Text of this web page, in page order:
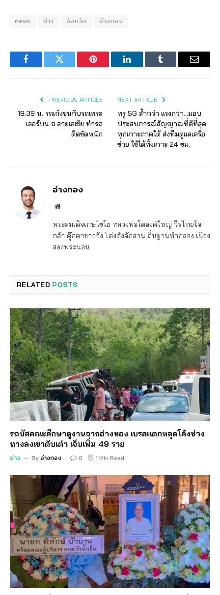
news ข่าว จังหวัด อ่างทอง
FacebookTwitter Pinterest LinkedInTumblr Email
PREVIOUS ARTICLE
19.39 น. รถเก๋งชนกับรถเทรล
เลอร์บน ถ.สายเอเชีย ทำรถ
ติดขัดหนัก
NEXT ARTICLE
ทรู 5G ล้ำกว่า แรงกว่า…มอบ
ประสบการณ์สัญญาณที่ดีที่สุด
ทุกเกาะภาคใต้ ส่งทีมดูแลเครือ
ข่าย ใช้ได้ทั้งเกาะ 24 ชม.
อ่างทอง
Website
พระสมเด็จเกษไชโย หลวงพ่อโตองค์ใหญ่ วีรไทยใจ
กล้า ตุ๊กตาชาววัง โด่งดังจักสาน ถิ่นฐานทำกลอง เมือง
สองพระนอน
RELATED POSTS
รถบัสคณะศึกษาดูงานจากอ่างทอง เบรคแตกหลุดโค้งช่วง
ทางลงเขาตับเต่า เจ็บเพิ่ม 49 ราย
ข่าว By อ่างทอง 0 1 Min Read